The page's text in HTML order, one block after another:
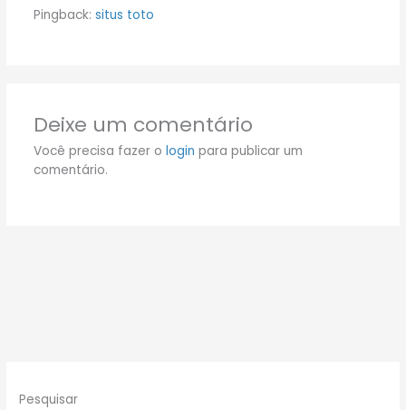
Pingback: situs toto
Deixe um comentário
Você precisa fazer o login para publicar um
comentário.
Pesquisar